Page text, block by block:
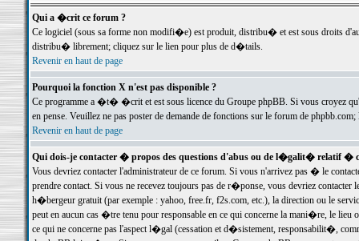
Qui a �crit ce forum ?
Ce logiciel (sous sa forme non modifi�e) est produit, distribu� et est sous droits
distribu� librement; cliquez sur le lien pour plus de d�tails.
Revenir en haut de page
Pourquoi la fonction X n'est pas disponible ?
Ce programme a �t� �crit et est sous licence du Groupe phpBB. Si vous croyez
en pense. Veuillez ne pas poster de demande de fonctions sur le forum de
Revenir en haut de page
Qui dois-je contacter � propos des questions d'abus ou de l�galit� relatif �
Vous devriez contacter l'administrateur de ce forum. Si vous n'arrivez pas � le
prendre contact. Si vous ne recevez toujours pas de r�ponse, vous devriez
h�bergeur gratuit (par exemple : yahoo, free.fr, f2s.com, etc.), la direction ou le
peut en aucun cas �tre tenu pour responsable en ce qui concerne la mani�re, le
ce qui ne concerne pas l'aspect l�gal (cessation et d�sistement, responsabilit�,